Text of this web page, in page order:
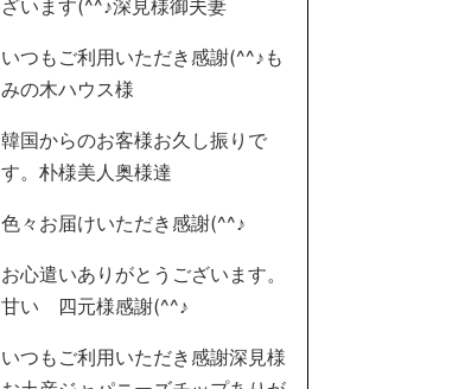
ざいます(^^♪深見様御夫妻
いつもご利用いただき感謝(^^♪も
みの木ハウス様
韓国からのお客様お久し振りで
す。朴様美人奥様達
色々お届けいただき感謝(^^♪
お心遣いありがとうございます。
甘い 四元様感謝(^^♪
いつもご利用いただき感謝深見様